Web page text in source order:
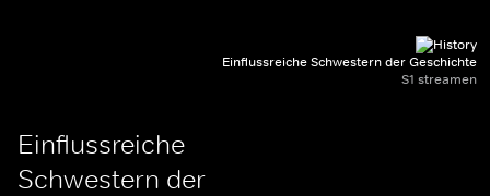
Einflussreiche Schwestern der Geschichte
S1 streamen
Einflussreiche
Schwestern der